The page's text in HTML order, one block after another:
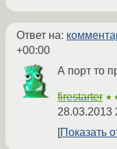
Ответ на:
+00:00
А порт то
firestarter
28.03.2013
Показать